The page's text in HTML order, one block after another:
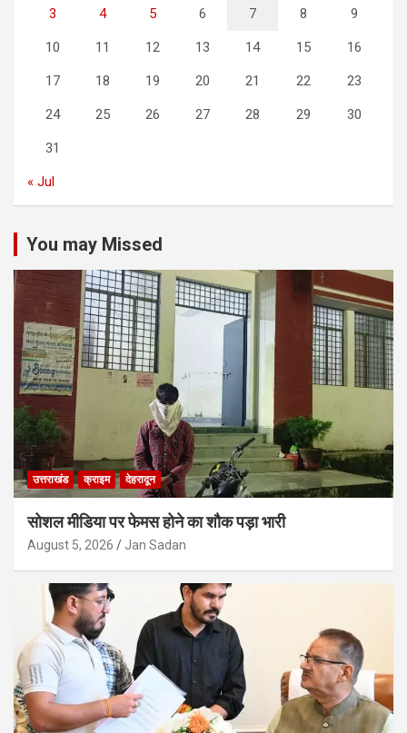
3 4 5 6 7 8 9
10 11 12 13 14 15 16
17 18 19 20 21 22 23
24 25 26 27 28 29 30
31
« Jul
You may Missed
उत्तराखंड क्राइम देहरादून
सोशल मीडिया पर फेमस होने का शौक पड़ा भारी
August 5, 2026 Jan Sadan